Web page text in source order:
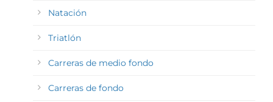
Natación
Triatlón
Carreras de medio fondo
Carreras de fondo